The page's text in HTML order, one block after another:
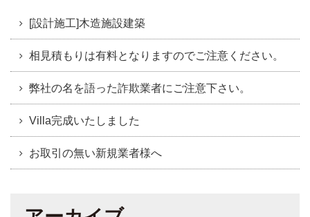
[設計施工]木造施設建築
相見積もりは有料となりますのでご注意ください。
弊社の名を語った詐欺業者にご注意下さい。
Villa完成いたしました
お取引の無い新規業者様へ